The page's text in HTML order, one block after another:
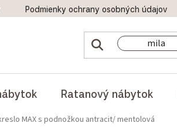
Podmienky ochrany osobných údajov
Ratanový nábytok
MAX s podnožkou antracit/ mentolová